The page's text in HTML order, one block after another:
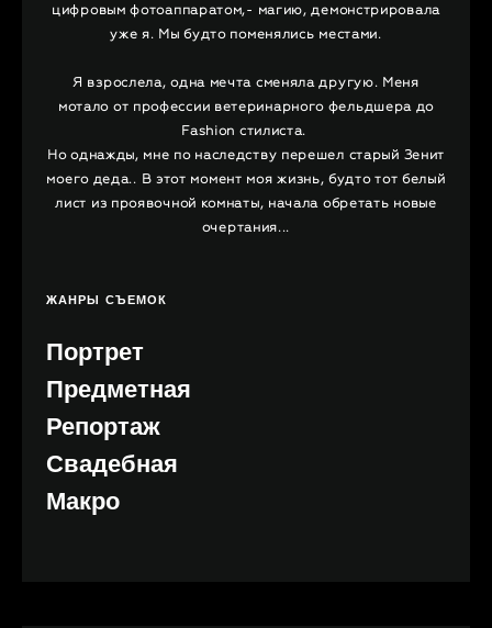
цифровым фотоаппаратом,- магию, демонстрировала
уже я. Мы будто поменялись местами.
Я взрослела, одна мечта сменяла другую. Меня
мотало от профессии ветеринарного фельдшера до
Fashion стилиста.
Но однажды, мне по наследству перешел старый Зенит
моего деда.. В этот момент моя жизнь, будто тот белый
лист из проявочной комнаты, начала обретать новые
очертания...
ЖАНРЫ СЪЕМОК
Портрет
Предметная
Репортаж
Свадебная
Макро